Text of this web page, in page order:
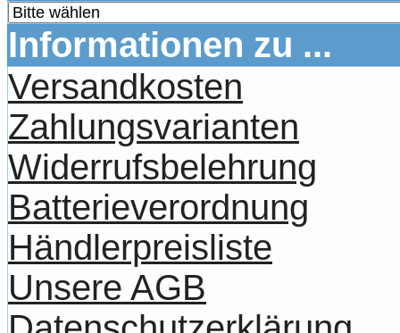
Informationen zu ...
Versandkosten
Zahlungsvarianten
Widerrufsbelehrung
Batterieverordnung
Händlerpreisliste
Unsere AGB